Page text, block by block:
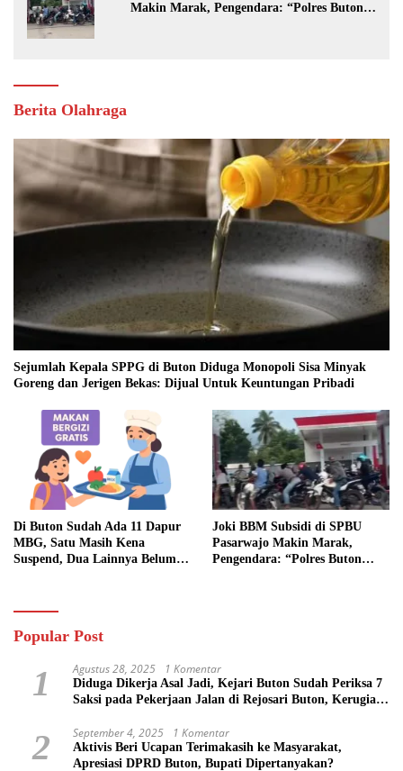
Makin Marak, Pengendara: “Polres Buton
Berita Olahraga
Sejumlah Kepala SPPG di Buton Diduga Monopoli Sisa Minyak
Goreng dan Jerigen Bekas: Dijual Untuk Keuntungan Pribadi
Di Buton Sudah Ada 11 Dapur
MBG, Satu Masih Kena
Suspend, Dua Lainnya Belum
Joki BBM Subsidi di SPBU
Pasarwajo Makin Marak,
Pengendara: “Polres Buton
Popular Post
1 Agustus 28, 2025 1 Komentar
Diduga Dikerja Asal Jadi, Kejari Buton Sudah Periksa 7
Saksi pada Pekerjaan Jalan di Rejosari Buton, Kerugian
2 September 4, 2025 1 Komentar
Aktivis Beri Ucapan Terimakasih ke Masyarakat,
Apresiasi DPRD Buton, Bupati Dipertanyakan?